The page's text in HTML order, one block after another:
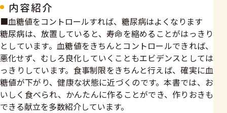
内容紹介
■血糖値をコントロールすれば、糖尿病はよくなります
糖尿病は、放置していると、寿命を縮めることがはっきり
としています。血糖値をきちんとコントロールできれば、
悪化せず、むしろ良化していくこともエビデンスとしては
っきりしています。食事制限をきちんと行えば、確実に血
糖値が下がり、健康な状態に近づくのです。本書では、お
いしく食べられ、かんたんに作ることができ、作りおきも
できる献立を多数紹介しています。